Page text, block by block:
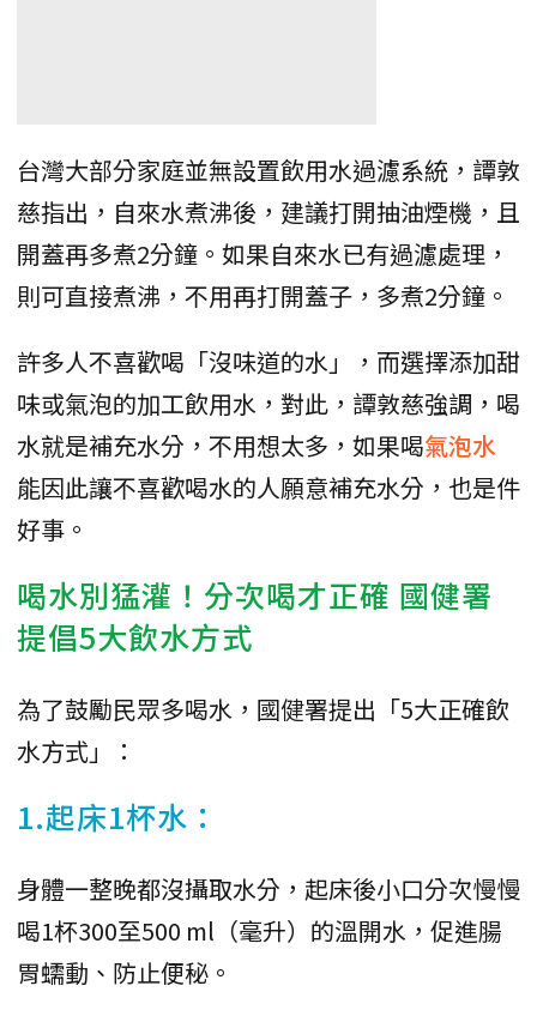
台灣大部分家庭並無設置飲用水過濾系統，譚敦
慈指出，自來水煮沸後，建議打開抽油煙機，且
開蓋再多煮2分鐘。如果自來水已有過濾處理，
則可直接煮沸，不用再打開蓋子，多煮2分鐘。
許多人不喜歡喝「沒味道的水」，而選擇添加甜
味或氣泡的加工飲用水，對此，譚敦慈強調，喝
水就是補充水分，不用想太多，如果喝氣泡水
能因此讓不喜歡喝水的人願意補充水分，也是件
好事。
喝水別猛灌！分次喝才正確 國健署
提倡5大飲水方式
為了鼓勵民眾多喝水，國健署提出「5大正確飲
水方式」：
1.起床1杯水：
身體一整晚都沒攝取水分，起床後小口分次慢慢
喝1杯300至500 ml（毫升）的溫開水，促進腸
胃蠕動、防止便秘。